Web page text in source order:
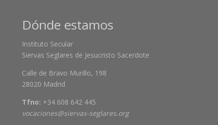
Dónde estamos
Instituto Secular
Siervas Seglares de Jesucristo Sacerdote
Calle de Bravo Murillo, 198
28020 Madrid
Tfno: +34 608 642 445
vocaciones@siervas-seglares.org